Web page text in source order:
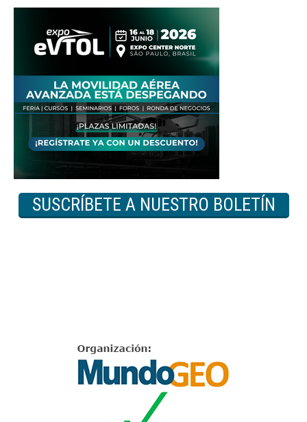
SUSCRÍBETE A NUESTRO BOLETÍN